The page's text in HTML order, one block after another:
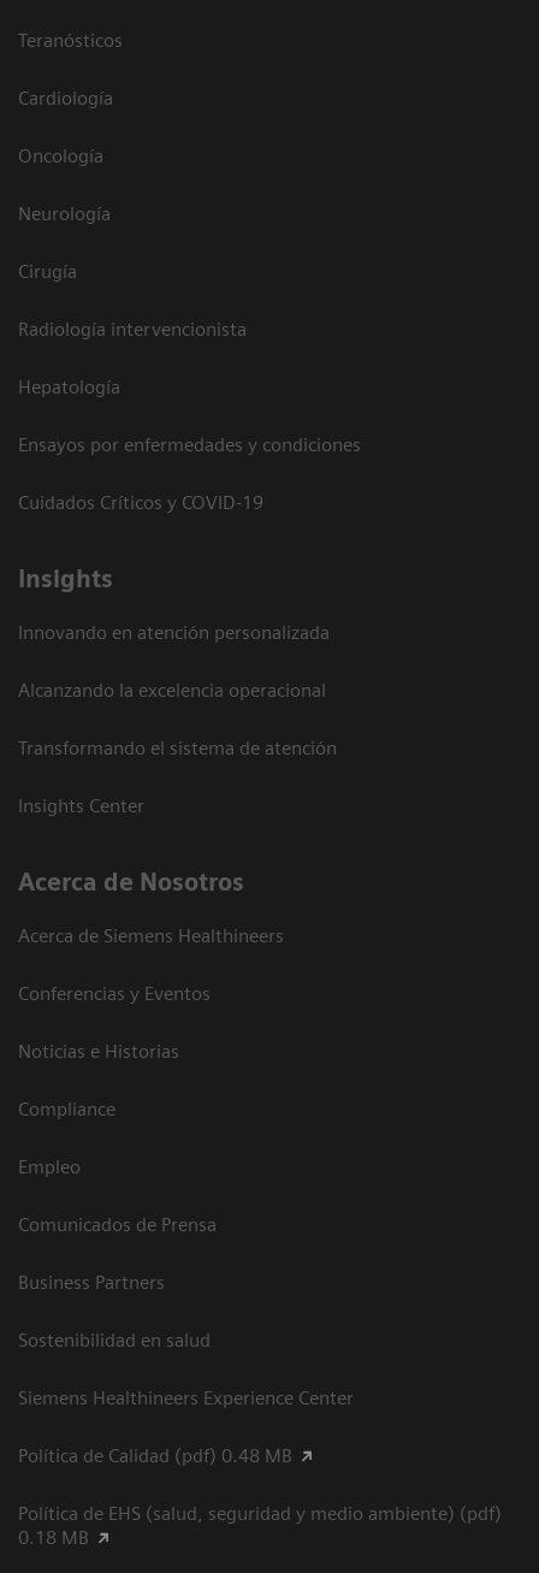
Teranósticos
Cardiología
Oncología
Neurología
Cirugía
Radiología intervencionista
Hepatología
Ensayos por enfermedades y condiciones
Cuidados Críticos y COVID-19
Insights
Innovando en atención personalizada
Alcanzando la excelencia operacional
Transformando el sistema de atención
Insights Center
Acerca de Nosotros
Acerca de Siemens Healthineers
Conferencias y Eventos
Noticias e Historias
Compliance
Empleo
Comunicados de Prensa
Business Partners
Sostenibilidad en salud
Siemens Healthineers Experience Center
Política de Calidad (pdf) 0.48 MB
Política de EHS (salud, seguridad y medio ambiente) (pdf)
0.18 MB